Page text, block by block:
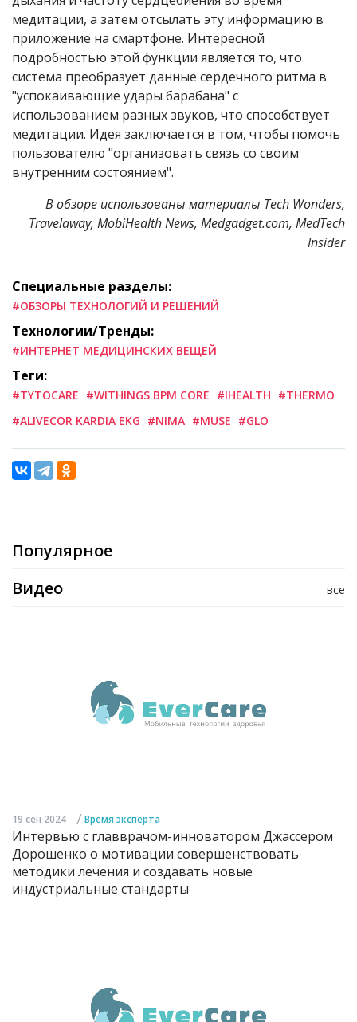
медитации, а затем отсылать эту информацию в
приложение на смартфоне. Интересной
подробностью этой функции является то, что
система преобразует данные сердечного ритма в
"успокаивающие удары барабана" с
использованием разных звуков, что способствует
медитации. Идея заключается в том, чтобы помочь
пользователю "организовать связь со своим
внутренним состоянием".
Вобзоре использованы материалы Tech Wonders,
Travelaway, MobiHealth News, Medgadget.com, MedTech
Insider
Специальные разделы:
#ОБЗОРЫ ТЕХНОЛОГИЙ И РЕШЕНИЙ
Технологии/Тренды:
#ИНТЕРНЕТ МЕДИЦИНСКИХ ВЕЩЕЙ
Теги:
#TYTOCARE #WITHINGS BPM CORE #IHEALTH #THERMO
#ALIVECOR KARDIA EKG #NIMA #MUSE #GLO
Популярное
все
Видео
19 сен 2024 / Время эксперта
Интервью с главврачом-инноватором Джассером
Дорошенко о мотивации совершенствовать
методики лечения и создавать новые
индустриальные стандарты